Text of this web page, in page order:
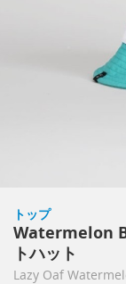
トップ
Watermelon
トハット
Lazy Oaf